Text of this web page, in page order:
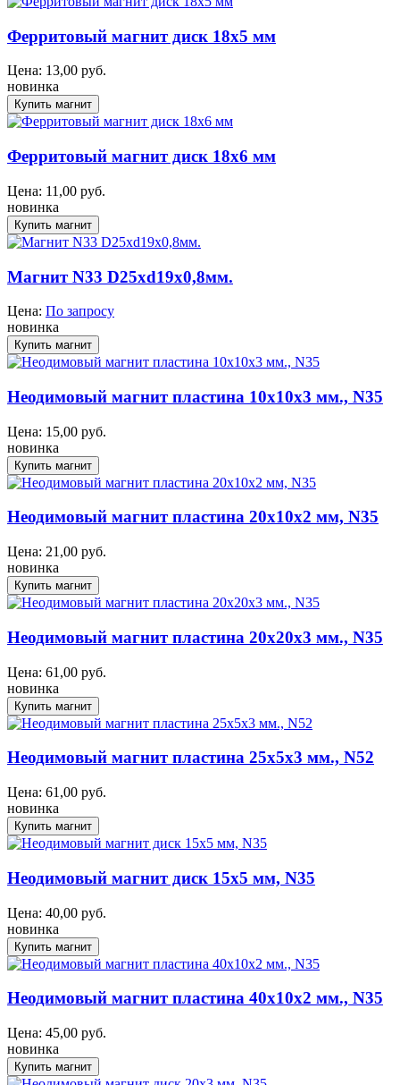
Ферритовый магнит диск 18х5 мм
Цена: 13,00 руб.
новинка
Ферритовый магнит диск 18х6 мм
Цена: 11,00 руб.
новинка
Магнит N33 D25xd19x0,8мм.
Цена: По запросу
новинка
Неодимовый магнит пластина 10x10x3 мм., N35
Цена: 15,00 руб.
новинка
Неодимовый магнит пластина 20x10x2 мм, N35
Цена: 21,00 руб.
новинка
Неодимовый магнит пластина 20x20x3 мм., N35
Цена: 61,00 руб.
новинка
Неодимовый магнит пластина 25x5x3 мм., N52
Цена: 61,00 руб.
новинка
Неодимовый магнит диск 15х5 мм, N35
Цена: 40,00 руб.
новинка
Неодимовый магнит пластина 40x10x2 мм., N35
Цена: 45,00 руб.
новинка